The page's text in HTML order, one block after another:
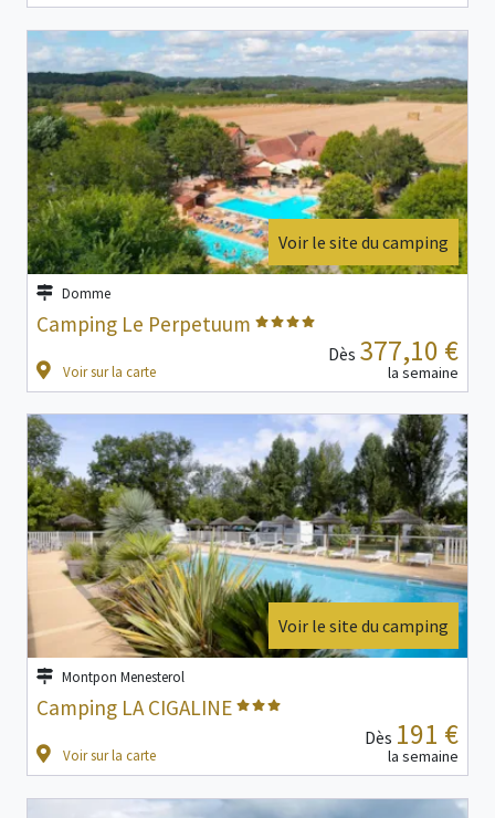
Voir le site du camping
Domme
Camping Le Perpetuum
Voir sur la carte
Dès 377,10 €
la semaine
Voir le site du camping
Montpon Menesterol
Camping LA CIGALINE
Voir sur la carte
Dès 191 €
la semaine